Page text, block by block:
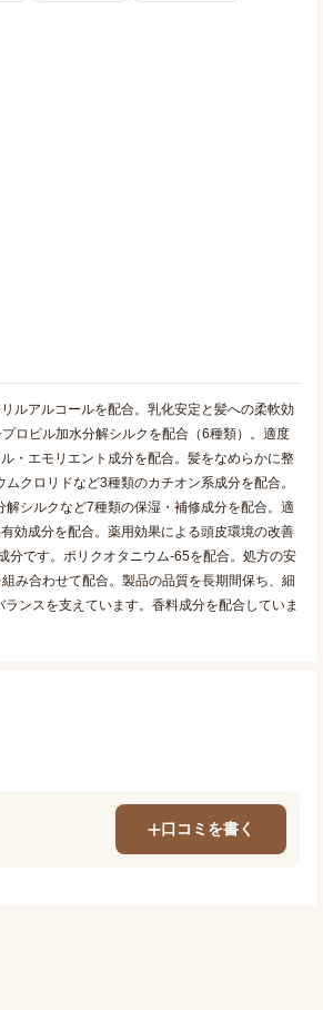
ルアルコールを配合。乳化安定と髪への柔軟効
ロピル加水分解シルクを配合（6種類）。適度
・エモリエント成分を配合。髪をなめらかに整
クロリドなど3種類のカチオン系成分を配合。
シルクなど7種類の保湿・補修成分を配合。適
効成分を配合。薬用効果による頭皮環境の改善
分です。ポリクオタニウム-65を配合。処方の安
み合わせて配合。製品の品質を長期間保ち、細
ンスを支えています。香料成分を配合していま
口コミを書く